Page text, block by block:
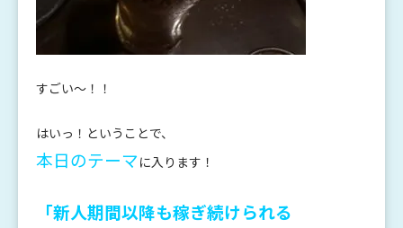
すごい～！！
はいっ！ということで、
本日のテーマに入ります！
「新人期間以降も稼ぎ続けられる